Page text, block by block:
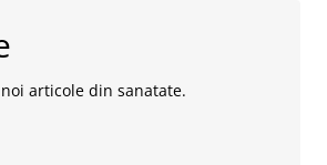
articole din sanatate.